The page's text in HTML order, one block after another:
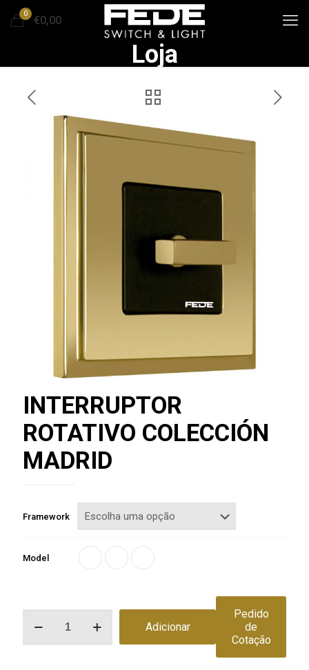
0
€0,00
Loja
INTERRUPTOR
ROTATIVO COLECCIÓN
MADRID
Framework
Model
Adicionar
Pedido
de
Cotação